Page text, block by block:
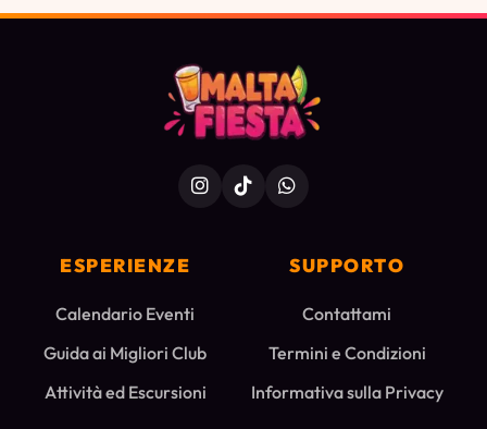
ESPERIENZE
Calendario Eventi
Guida ai Migliori Club
Attività ed Escursioni
SUPPORTO
Contattami
Termini e Condizioni
Informativa sulla Privacy